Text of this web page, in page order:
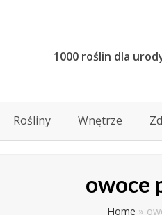
1000 roślin dla
Rośliny Wnętrze
owoce
Home »